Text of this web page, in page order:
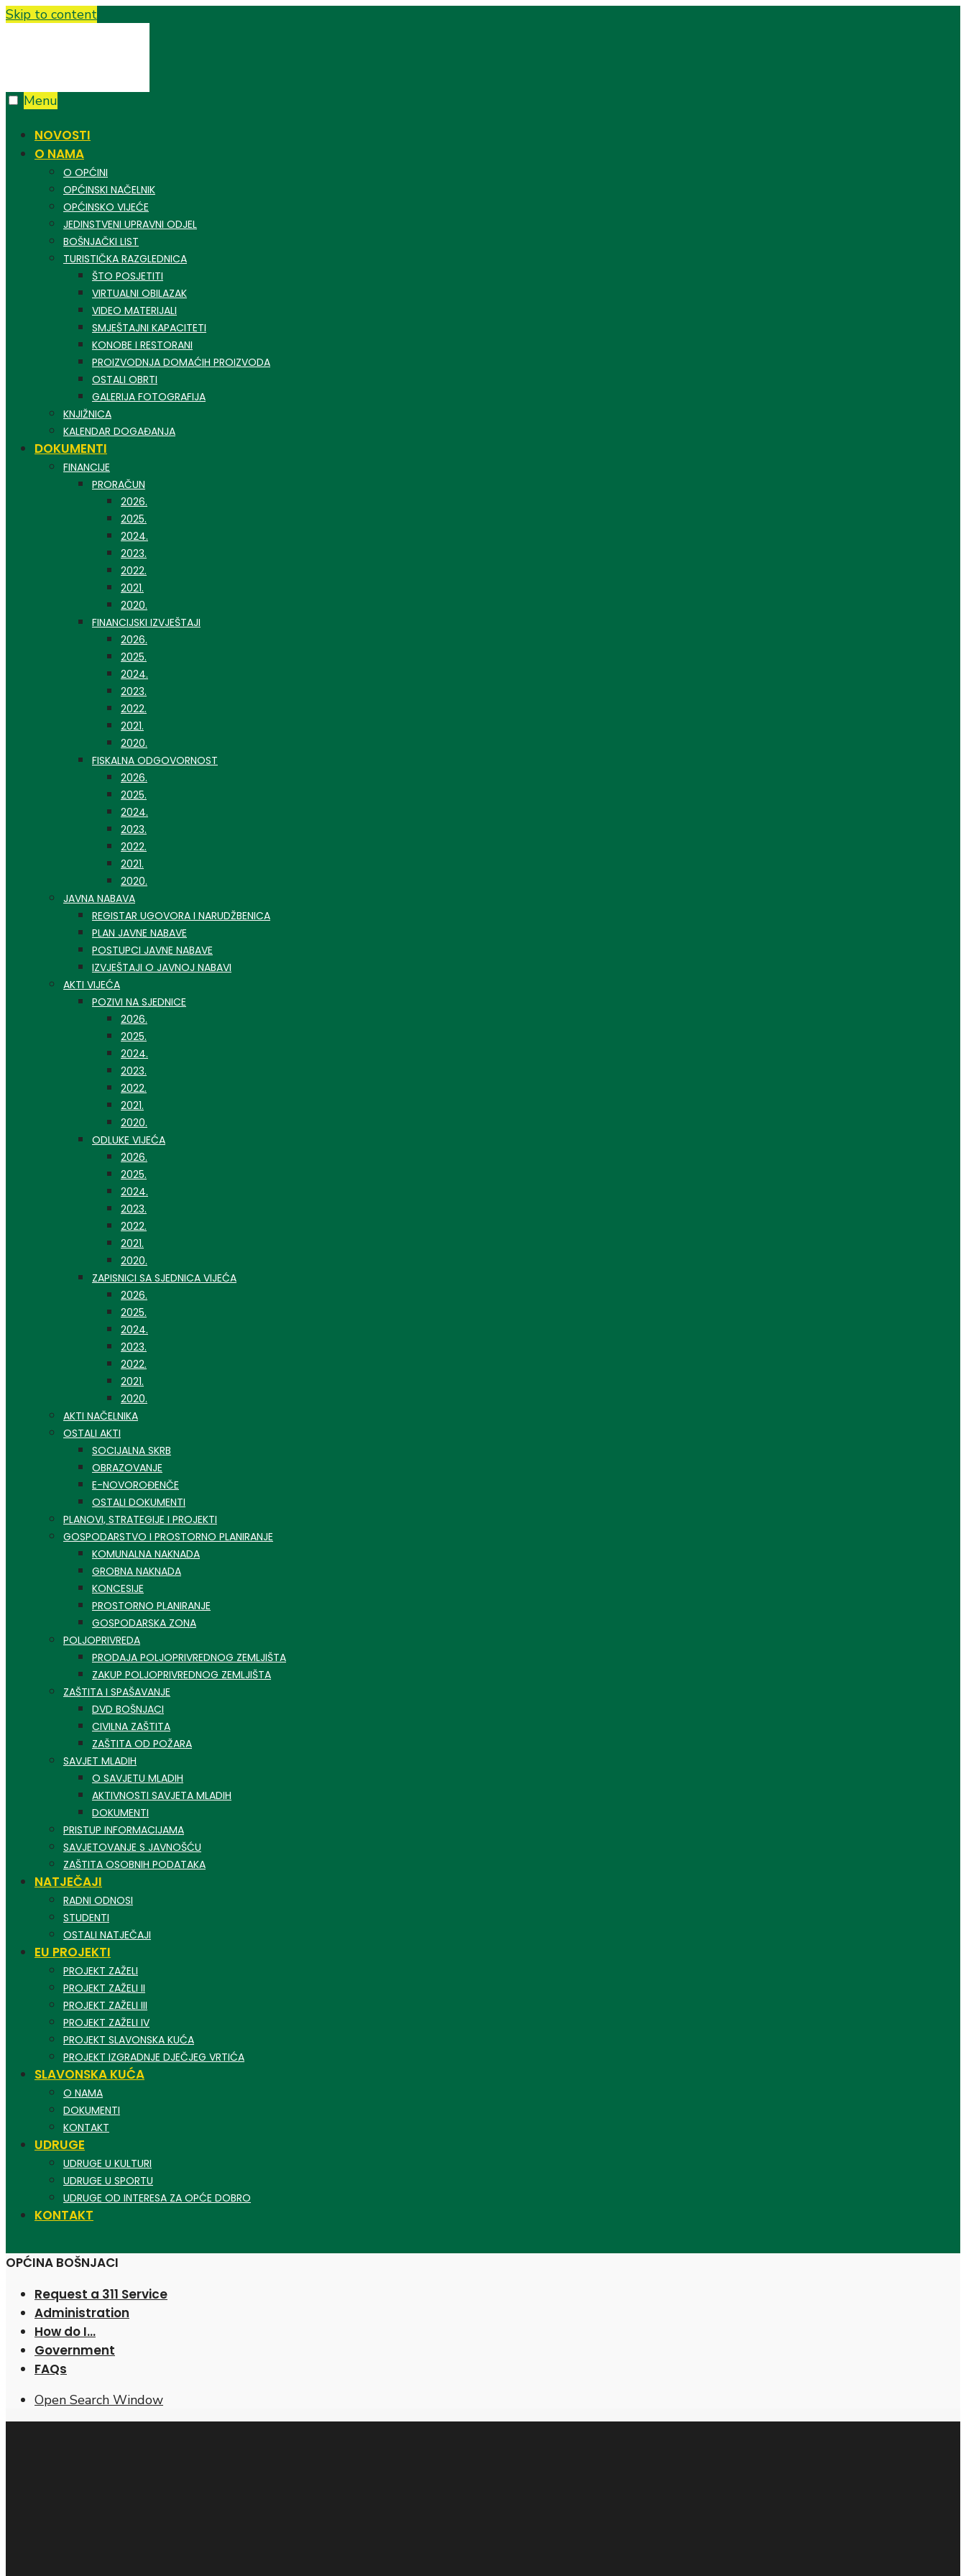
Skip to content
Menu
NOVOSTI
O NAMA
O OPĆINI
OPĆINSKI NAČELNIK
OPĆINSKO VIJEĆE
JEDINSTVENI UPRAVNI ODJEL
BOŠNJAČKI LIST
TURISTIČKA RAZGLEDNICA
ŠTO POSJETITI
VIRTUALNI OBILAZAK
VIDEO MATERIJALI
SMJEŠTAJNI KAPACITETI
KONOBE I RESTORANI
PROIZVODNJA DOMAĆIH PROIZVODA
OSTALI OBRTI
GALERIJA FOTOGRAFIJA
KNJIŽNICA
KALENDAR DOGAĐANJA
DOKUMENTI
FINANCIJE
PRORAČUN
2026.
2025.
2024.
2023.
2022.
2021.
2020.
FINANCIJSKI IZVJEŠTAJI
2026.
2025.
2024.
2023.
2022.
2021.
2020.
FISKALNA ODGOVORNOST
2026.
2025.
2024.
2023.
2022.
2021.
2020.
JAVNA NABAVA
REGISTAR UGOVORA I NARUDŽBENICA
PLAN JAVNE NABAVE
POSTUPCI JAVNE NABAVE
IZVJEŠTAJI O JAVNOJ NABAVI
AKTI VIJEĆA
POZIVI NA SJEDNICE
2026.
2025.
2024.
2023.
2022.
2021.
2020.
ODLUKE VIJEĆA
2026.
2025.
2024.
2023.
2022.
2021.
2020.
ZAPISNICI SA SJEDNICA VIJEĆA
2026.
2025.
2024.
2023.
2022.
2021.
2020.
AKTI NAČELNIKA
OSTALI AKTI
SOCIJALNA SKRB
OBRAZOVANJE
E-NOVOROĐENČE
OSTALI DOKUMENTI
PLANOVI, STRATEGIJE I PROJEKTI
GOSPODARSTVO I PROSTORNO PLANIRANJE
KOMUNALNA NAKNADA
GROBNA NAKNADA
KONCESIJE
PROSTORNO PLANIRANJE
GOSPODARSKA ZONA
POLJOPRIVREDA
PRODAJA POLJOPRIVREDNOG ZEMLJIŠTA
ZAKUP POLJOPRIVREDNOG ZEMLJIŠTA
ZAŠTITA I SPAŠAVANJE
DVD BOŠNJACI
CIVILNA ZAŠTITA
ZAŠTITA OD POŽARA
SAVJET MLADIH
O SAVJETU MLADIH
AKTIVNOSTI SAVJETA MLADIH
DOKUMENTI
PRISTUP INFORMACIJAMA
SAVJETOVANJE S JAVNOŠĆU
ZAŠTITA OSOBNIH PODATAKA
NATJEČAJI
RADNI ODNOSI
STUDENTI
OSTALI NATJEČAJI
EU PROJEKTI
PROJEKT ZAŽELI
PROJEKT ZAŽELI II
PROJEKT ZAŽELI III
PROJEKT ZAŽELI IV
PROJEKT SLAVONSKA KUĆA
PROJEKT IZGRADNJE DJEČJEG VRTIĆA
SLAVONSKA KUĆA
O NAMA
DOKUMENTI
KONTAKT
UDRUGE
UDRUGE U KULTURI
UDRUGE U SPORTU
UDRUGE OD INTERESA ZA OPĆE DOBRO
KONTAKT
OPĆINA BOŠNJACI
Request a 311 Service
Administration
How do I…
Government
FAQs
Open Search Window